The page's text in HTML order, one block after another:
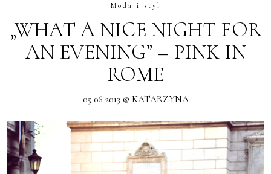
Moda i styl
„WHAT A NICE NIGHT FOR
AN EVENING” – PINK IN
ROME
05 06 2013 @ KATARZYNA